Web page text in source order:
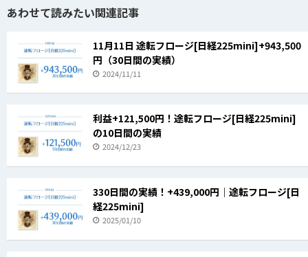
あわせて読みたい関連記事
11月11日 途転フロージ[日経225mini]+943,500
円（30日間の実績）
2024/11/11
利益+121,500円！途転フロージ[日経225mini]
の10日間の実績
2024/12/23
330日間の実績！+439,000円｜途転フロージ[日
経225mini]
2025/01/10